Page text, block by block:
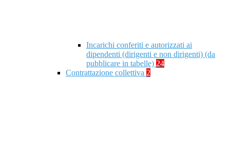
Incarichi conferiti e autorizzati ai
dipendenti (dirigenti e non dirigenti) (da
pubblicare in tabelle) 24
Contrattazione collettiva 2